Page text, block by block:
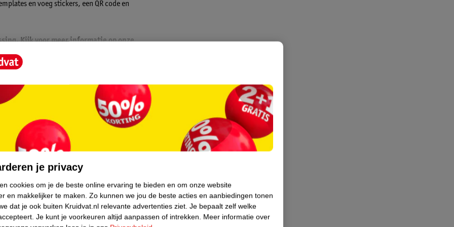
en voeg stickers, een QR code en
Kijk voor meer informatie op onze
je privacy
cookies om je de beste online ervaring te bieden en om onze website
en makkelijker te maken. Zo kunnen we jou de beste acties en aanbiedingen tonen
dat je ook buiten Kruidvat.nl relevante advertenties ziet. Je bepaalt zelf welke
Je kunt je voorkeuren altijd aanpassen of intrekken. Meer informatie over